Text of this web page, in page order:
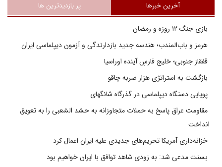
آخرین خبرها پر بازدیدترین ها
بازی جنگ ۱۲ روزه و رمضان
هرمز و باب‌المندب؛ هندسه جدید بازدارندگی و آزمون دیپلماسی ایران
قفقاز جنوبی؛ خلیج فارسِ آینده اوراسیا
بازگشت به استراتژی هزار ضربه چاقو
پویایی دستگاه دیپلماسی در گذرگاه شانگهای
مقاومت عراق پاسخ به حملات متجاوزانه به حشد الشعبی را به تعویق
انداخت
خزانه‌داری آمریکا تحریم‌های جدیدی علیه ایران اعمال کرد
بسنت مدعی شد: به زودی شاهد توافق با ایران خواهیم بود